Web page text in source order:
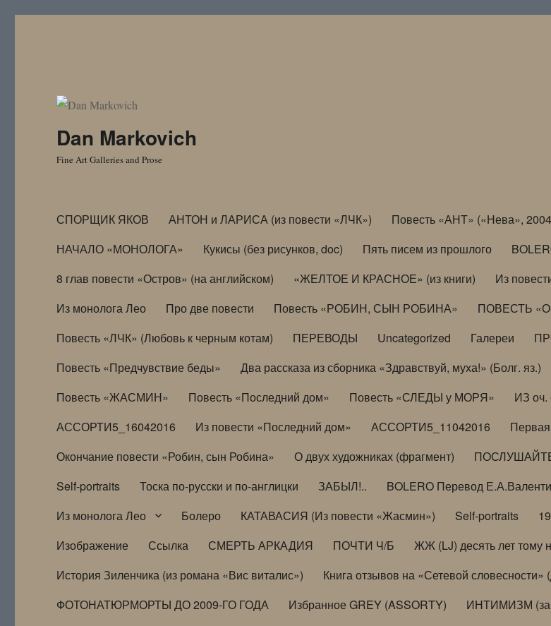
Dan Markovich
Fine Art Galleries and Prose
СПОРЩИК ЯКОВ АНТОН и ЛАРИСА (из повести «ЛЧК») Повесть «АНТ» («Нева»,
НАЧАЛО «МОНОЛОГА»
Кукисы (без рисунков, doc) Пять писем из прошлого
8 глав повести «Остров» (на английском)
«ЖЕЛТОЕ И КРАСНОЕ» (из книги) Из
Из монолога Лео
Про две повести Повесть «РОБИН, СЫН РОБИНА» ПОВЕСТЬ
Повесть «ЛЧК» (Любовь к черным котам)
ПЕРЕВОДЫ Uncategorized Галереи
Повесть «Предчувствие беды»
Два рассказа из сборника «Здравствуй, муха!» (Болг. яз.)
Повесть «ЖАСМИН»
Повесть «Последний дом» Повесть «СЛЕДЫ у МОРЯ» ИЗ оч.
АССОРТИ5_16042016
Из повести «Последний дом» АССОРТИ5_11042016
Окончание повести «Робин, сын Робина»
О двух художниках (фрагмент)
Self-portraits
Тоска по-русски и по-англицки ЗАБЫЛ!.. BOLERO Перевод
Из монолога Лео
Болеро КАТАВАСИЯ (Из повести «Жасмин») Self-portraits
Изображение
Ссылка СМЕРТЬ АРКАДИЯ ПОЧТИ Ч/Б ЖЖ (LJ) десять лет тому
История Зиленчика (из романа «Вис виталис»)
Книга отзывов на «Сетевой словесности»
ФОТОНАТЮРМОРТЫ ДО 2009-ГО ГОДА
Избранное GREY (ASSORTY) ИНТИМИЗМ